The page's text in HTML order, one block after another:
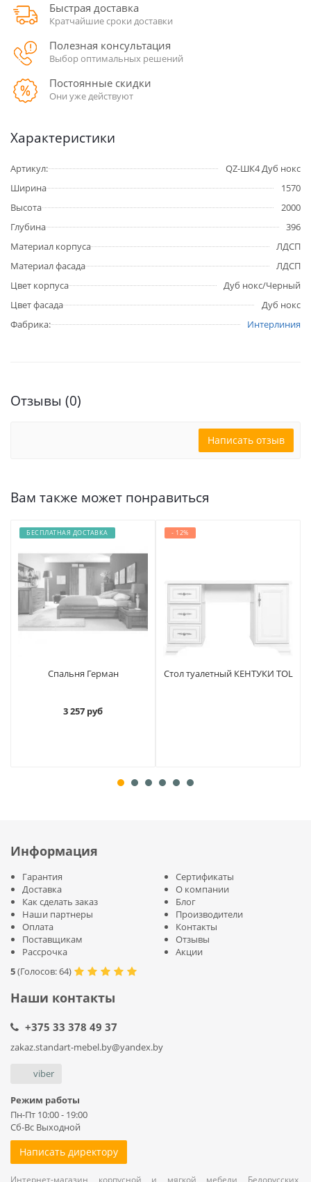
Быстрая доставка
Кратчайшие сроки доставки
Полезная консультация
Выбор оптимальных решений
Постоянные скидки
Они уже действуют
Характеристики
Артикул:
QZ-ШК4 Дуб нокс
Ширина
1570
Высота
2000
Глубина
396
Материал корпуса
ЛДСП
Материал фасада
ЛДСП
Цвет корпуса
Дуб нокс/Черный
Цвет фасада
Дуб нокс
Фабрика:
Интерлиния
Отзывы (0)
Написать отзыв
Вам также может понравиться
БЕСПЛАТНАЯ ДОСТАВКА
Спальня Герман
3 257 руб
- 12%
Стол туалетный КЕНТУКИ TOL
Информация
Гарантия
Доставка
Как сделать заказ
Наши партнеры
Оплата
Поставщикам
Рассрочка
Сертификаты
О компании
Блог
Производители
Контакты
Отзывы
Акции
5(Голосов:64)
Наши контакты
+375 33 378 49 37
zakaz.standart-mebel.by@yandex.by
viber
Режим работы
Пн-Пт 10:00 - 19:00
Сб-Вс Выходной
Написать директору
Интернет-магазин корпусной и мягкой мебели Белорусских,